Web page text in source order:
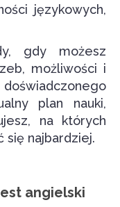
językowych,
gdy możesz
możliwości i
plan nauki,
na których
się najbardziej.
angielski